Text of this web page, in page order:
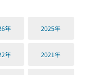
年 2025年
年 2021年